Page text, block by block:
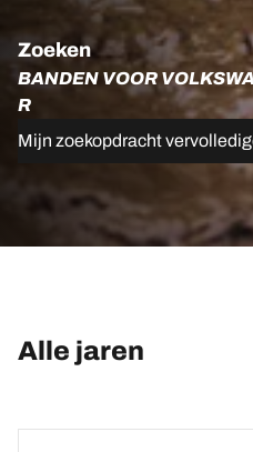
Zoeken
BANDEN VOOR
R
Mijn zoekopdracht
Alle jaren